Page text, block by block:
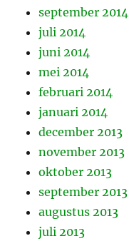
september 2014
juli 2014
juni 2014
mei 2014
februari 2014
januari 2014
december 2013
november 2013
oktober 2013
september 2013
augustus 2013
juli 2013